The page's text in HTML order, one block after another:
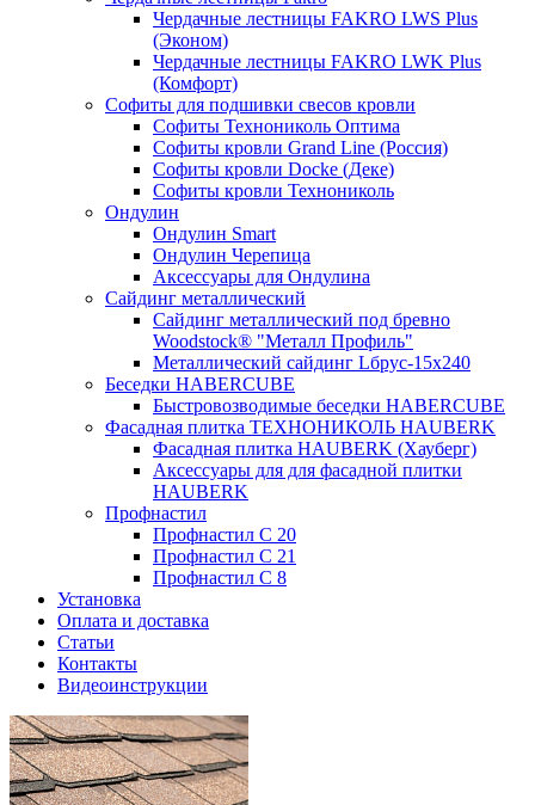
Чердачные лестницы FAKRO LWS Plus
(Эконом)
Чердачные лестницы FAKRO LWK Plus
(Комфорт)
Софиты для подшивки свесов кровли
Софиты Технониколь Оптима
Софиты кровли Grand Line (Россия)
Софиты кровли Docke (Деке)
Софиты кровли Технониколь
Ондулин
Ондулин Smart
Ондулин Черепица
Аксессуары для Ондулина
Сайдинг металлический
Сайдинг металлический под бревно
Woodstock® "Металл Профиль"
Металлический сайдинг Lбрус-15х240
Беседки HABERCUBE
Быстровозводимые беседки HABERCUBE
Фасадная плитка ТЕХНОНИКОЛЬ HAUBERK
Фасадная плитка HAUBERK (Хауберг)
Аксессуары для для фасадной плитки
HAUBERK
Профнастил
Профнастил С 20
Профнастил С 21
Профнастил С 8
Установка
Оплата и доставка
Статьи
Контакты
Видеоинструкции